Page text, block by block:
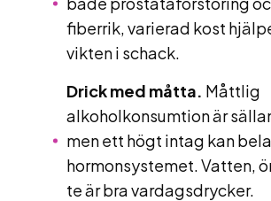
fiberrik, varierad kost
vikten i schack.
Drick med måtta. Måttlig
alkoholkonsumtion är
men ett högt intag kan
hormonsystemet. Vatten,
te är bra vardagsdrycker.